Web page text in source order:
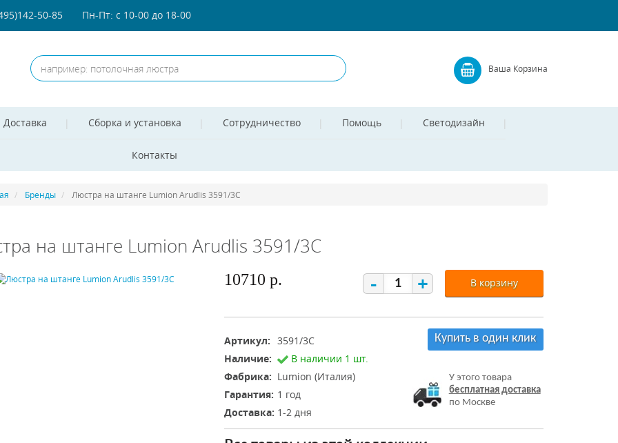
50-85 Пн-Пт: с 10-00 до 18-00
Ваша Корзина
Доставка Сборка и установка Сотрудничество Помощь Светодизайн
Контакты
Бренды Люстра на штанге Lumion Arudlis 3591/3C
на штанге Lumion Arudlis 3591/3C
10710 р. - + В корзину
Артикул: 3591/3C
Наличие:
В наличии 1 шт.
Фабрика: Lumion (Италия)
Гарантия: 1 год
Доставка: 1-2 дня
Купить в один клик
У этого товара
бесплатная доставка
по Москве